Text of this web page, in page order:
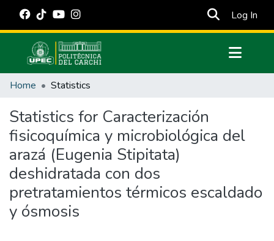
Log In
Communities & Collections
Estadísticas Externas
Manuales
Home Statistics
Statistics for Caracterización
fisicoquímica y microbiológica del
arazá (Eugenia Stipitata)
deshidratada con dos
pretratamientos térmicos escaldado
y ósmosis